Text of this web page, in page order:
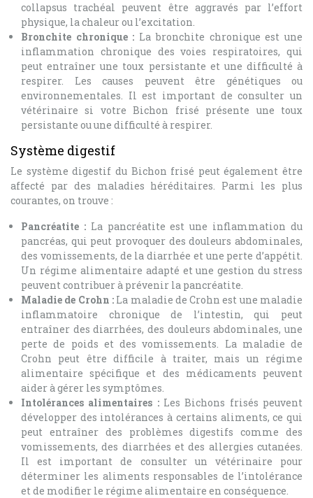
collapsus trachéal peuvent être aggravés par l’effort
physique, la chaleur ou l’excitation.
Bronchite chronique : La bronchite chronique est une
inflammation chronique des voies respiratoires, qui
peut entraîner une toux persistante et une difficulté à
respirer. Les causes peuvent être génétiques ou
environnementales. Il est important de consulter un
vétérinaire si votre Bichon frisé présente une toux
persistante ou une difficulté à respirer.
Système digestif
Le système digestif du Bichon frisé peut également être
affecté par des maladies héréditaires. Parmi les plus
courantes, on trouve :
Pancréatite : La pancréatite est une inflammation du
pancréas, qui peut provoquer des douleurs abdominales,
des vomissements, de la diarrhée et une perte d’appétit.
Un régime alimentaire adapté et une gestion du stress
peuvent contribuer à prévenir la pancréatite.
Maladie de Crohn : La maladie de Crohn est une maladie
inflammatoire chronique de l’intestin, qui peut
entraîner des diarrhées, des douleurs abdominales, une
perte de poids et des vomissements. La maladie de
Crohn peut être difficile à traiter, mais un régime
alimentaire spécifique et des médicaments peuvent
aider à gérer les symptômes.
Intolérances alimentaires : Les Bichons frisés peuvent
développer des intolérances à certains aliments, ce qui
peut entraîner des problèmes digestifs comme des
vomissements, des diarrhées et des allergies cutanées.
Il est important de consulter un vétérinaire pour
déterminer les aliments responsables de l’intolérance
et de modifier le régime alimentaire en conséquence.